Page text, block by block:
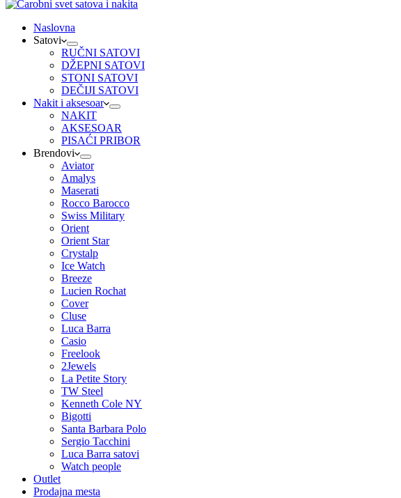
Naslovna
Satovi
RUČNI SATOVI
DŽEPNI SATOVI
STONI SATOVI
DEČIJI SATOVI
Nakit i aksesoar
NAKIT
AKSESOAR
PISAĆI PRIBOR
Brendovi
Aviator
Amalys
Maserati
Rocco Barocco
Swiss Military
Orient
Orient Star
Crystalp
Ice Watch
Breeze
Lucien Rochat
Cover
Cluse
Luca Barra
Casio
Freelook
2Jewels
La Petite Story
TW Steel
Kenneth Cole NY
Bigotti
Santa Barbara Polo
Sergio Tacchini
Luca Barra satovi
Watch people
Outlet
Prodajna mesta